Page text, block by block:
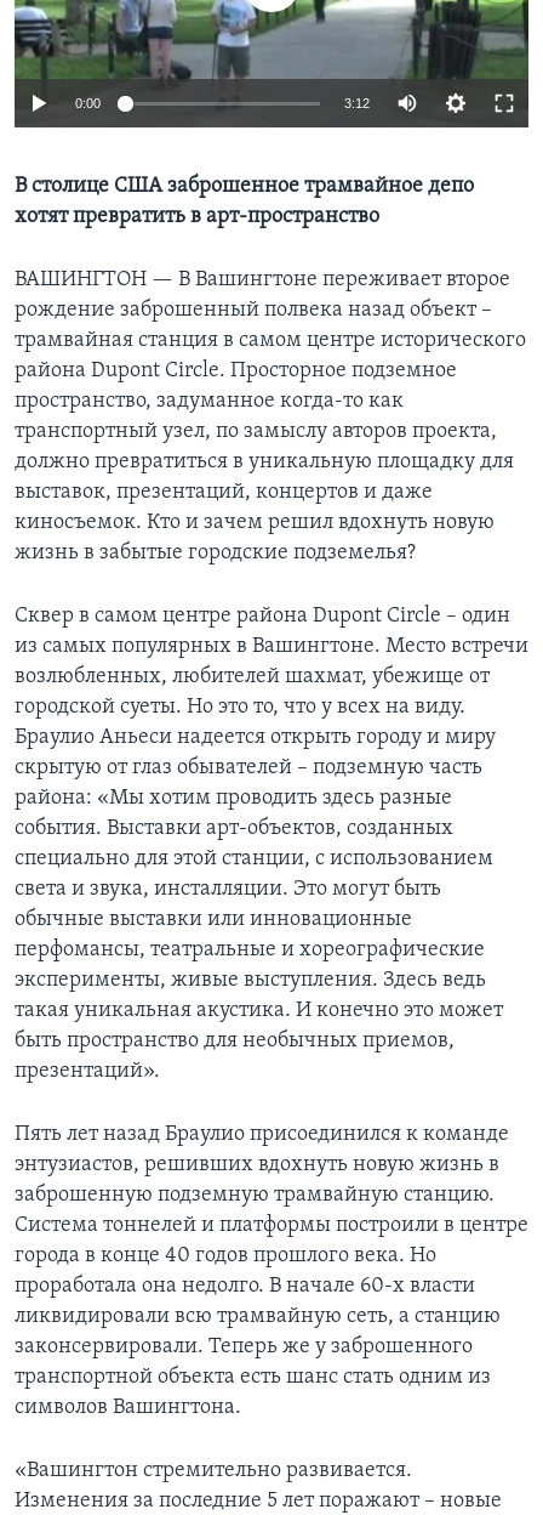
Learning English
СОЦИАЛЬНЫЕ СЕТИ
Языки
0:00 3:12
В столице США заброшенное трамвайное депо
хотят превратить в арт-пространство
ВАШИНГТОН — В Вашингтоне переживает второе
рождение заброшенный полвека назад объект –
трамвайная станция в самом центре исторического
района Dupont Circle. Просторное подземное
пространство, задуманное когда-то как
транспортный узел, по замыслу авторов проекта,
должно превратиться в уникальную площадку для
выставок, презентаций, концертов и даже
киносъемок. Кто и зачем решил вдохнуть новую
жизнь в забытые городские подземелья?
Сквер в самом центре района Dupont Circle – один
из самых популярных в Вашингтоне. Место встречи
возлюбленных, любителей шахмат, убежище от
городской суеты. Но это то, что у всех на виду.
Браулио Аньеси надеется открыть городу и миру
скрытую от глаз обывателей – подземную часть
района: «Мы хотим проводить здесь разные
события. Выставки арт-объектов, созданных
специально для этой станции, с использованием
света и звука, инсталляции. Это могут быть
обычные выставки или инновационные
перфомансы, театральные и хореографические
эксперименты, живые выступления. Здесь ведь
такая уникальная акустика. И конечно это может
быть пространство для необычных приемов,
презентаций».
Пять лет назад Браулио присоединился к команде
энтузиастов, решивших вдохнуть новую жизнь в
заброшенную подземную трамвайную станцию.
Система тоннелей и платформы построили в центре
города в конце 40 годов прошлого века. Но
проработала она недолго. В начале 60-х власти
ликвидировали всю трамвайную сеть, а станцию
законсервировали. Теперь же у заброшенного
транспортной объекта есть шанс стать одним из
символов Вашингтона.
«Вашингтон стремительно развивается.
Изменения за последние 5 лет поражают – новые